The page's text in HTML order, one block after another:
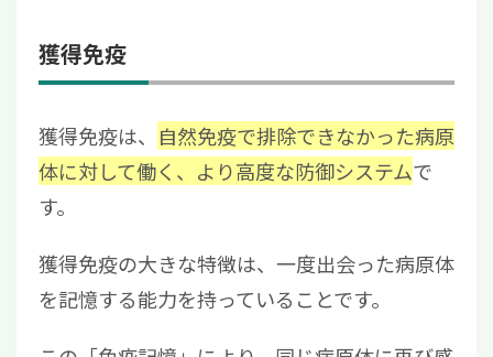
獲得免疫
獲得免疫は、
自然免疫で排除できなかった病原
体に対して働く、より高度な防御システムで
す。
獲得免疫の大きな特徴は、一度出会った病原体
を記憶する能力を持っていることです。